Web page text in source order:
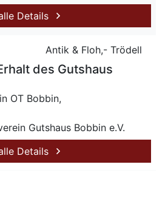
Details
Antik & Floh,- Trödell
des Gutshaus
OT Bobbin,
Gutshaus Bobbin e.V.
Details